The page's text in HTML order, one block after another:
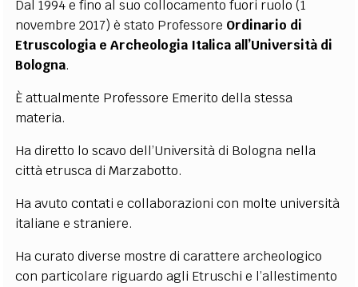
EXTRA
CODICI RUBRICHE LIBRI PROCEEDINGS PUBBLICITÀ CONTATTI
SOCIAL MEDIA
Dal 1994 e fino al suo collocamento fuori ruolo (1
novembre 2017) è stato Professore Ordinario di
Etruscologia e Archeologia Italica all’Università di
Bologna.
È attualmente Professore Emerito della stessa
materia.
Ha diretto lo scavo dell’Università di Bologna nella
città etrusca di Marzabotto.
Ha avuto contati e collaborazioni con molte università
italiane e straniere.
Ha curato diverse mostre di carattere archeologico
con particolare riguardo agli Etruschi e l’allestimento